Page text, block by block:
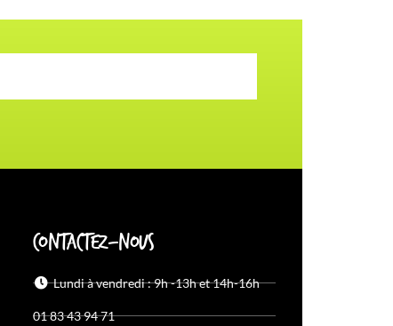
Contactez-nous
Lundi à vendredi : 9h -13h et 14h-16h
01 83 43 94 71